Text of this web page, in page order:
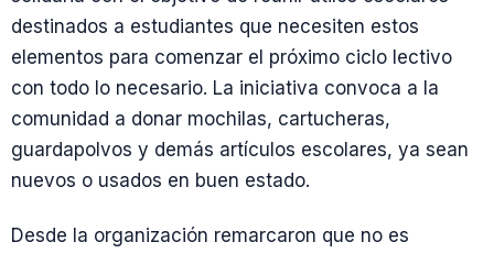
destinados a estudiantes que necesiten estos
elementos para comenzar el próximo ciclo lectivo
con todo lo necesario. La iniciativa convoca a la
comunidad a donar mochilas, cartucheras,
guardapolvos y demás artículos escolares, ya sean
nuevos o usados en buen estado.
Desde la organización remarcaron que no es